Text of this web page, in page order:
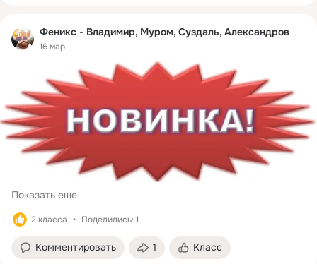
Феникс - Владимир, Муром, Суздаль, Александров
16 мар
Показать еще
2 класса Поделились: 1
Комментировать 1 Класс